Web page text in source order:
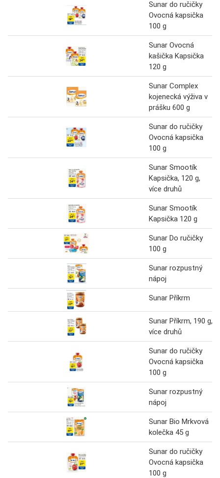
Sunar do ručičky
Ovocná kapsička
100 g
Sunar Ovocná
kašička Kapsička
120 g
Sunar Complex
kojenecká výživa v
prášku 600 g
Sunar do ručičky
Ovocná kapsička
100 g
Sunar Smootík
Kapsička, 120 g,
více druhů
Sunar Smootík
Kapsička 120 g
Sunar Do ručičky
100 g
Sunar rozpustný
nápoj
Sunar Příkrm
Sunar Příkrm, 190 g,
více druhů
Sunar do ručičky
Ovocná kapsička
100 g
Sunar rozpustný
nápoj
Sunar Bio Mrkvová
kolečka 45 g
Sunar do ručičky
Ovocná kapsička
100 g